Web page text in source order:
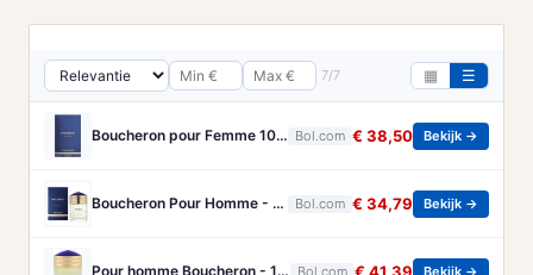
7/7 ▦ ☰
Boucheron pour Femme 100 ml Eau de Parfum - Damesparfum Bol.com € 38,50 Bekijk →
Boucheron Pour Homme - 100ml - Eau de toilette Bol.com € 34,79 Bekijk →
Pour homme Boucheron - 100 ml - Eau de parfum Bol.com Bekijk →